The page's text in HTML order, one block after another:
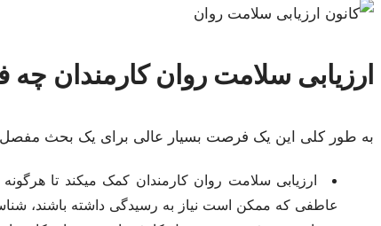
ارزیابی سلامت روان کارمندان چه
به طور کلی این یک فرصت بسیار عالی برای یک بحث مفصل
ارزیابی سلامت روان کارمندان کمک میکند تا
عاطفی که ممکن است نیاز به رسیدگی داشته باشند،